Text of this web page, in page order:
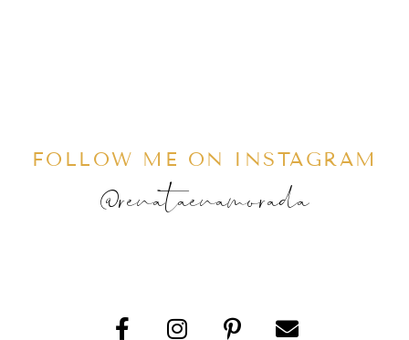
FOLLOW ME ON INSTAGRAM
@renataenamorada